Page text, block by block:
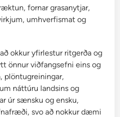
fornar grasanytjar,
umhverfismat og
okkur yfirlestur ritgerða og
önnur viðfangsefni eins og
plöntugreiningar,
náttúru landsins og
úr sænsku og ensku,
svo að nokkur dæmi